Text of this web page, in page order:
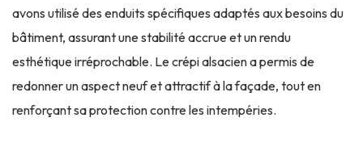
avons utilisé des enduits spécifiques adaptés aux besoins du
bâtiment, assurant une stabilité accrue et un rendu
esthétique irréprochable. Le crépi alsacien a permis de
redonner un aspect neuf et attractif à la façade, tout en
renforçant sa protection contre les intempéries.